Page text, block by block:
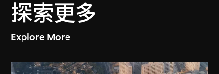
探索更多
Explore More